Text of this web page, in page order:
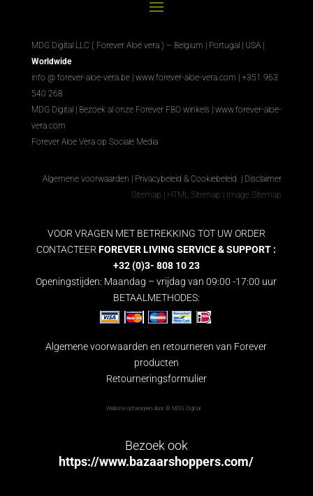
MDG Digital LLC ( Forever Aloë vera ) – Belgium | Portugal | USA |
Worldwide
info @ forever-aloe-vera.be | www.forever-aloe-vera.com | +351 963
540 268
MDG Digital| Bezoek al onze Forever FBO winkels| www.forever-aloe-
vera.com
Forever Aloe Vera op Sociale Media
Algemene voorwaarden | Privacybeleid & Cookiebeleid | Disclaimer
Sitemap | HTML Sitemap | Image Sitemap
VOOR VRAGEN MET BETREKKING TOT UW ORDER
CONTACTEERFOREVER LIVING SERVICE & SUPPORT :
+32 (0)3- 808 10 23
Openingstijden: Maandag – vrijdag van 09:00 -17:00 uur
BETAALMETHODES:
Algemene voorwaarden en retourneren van Forever
producten
Retourneringsformulier
Website ontworpen door © MDG Digital
Bezoek ook
https://www.bazaarshoppers.com/